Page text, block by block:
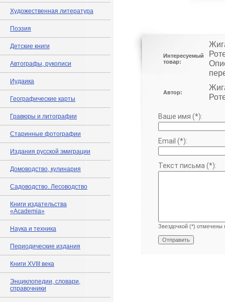
Художественная литература
Поэзия
Детские книги
Автографы, рукописи
Иудаика
Географические карты
Гравюры и литографии
Старинные фотографии
Издания русской эмиграции
Домоводство, кулинария
Садоводство. Лесоводство
Книги издательства
«Academia»
Наука и техника
Периодические издания
Книги XVIII века
Энциклопедии, словари,
справочники
Интересуемый
товар:
Автор:
Ваше имя (*):
Email (*):
Текст письма (*):
Звездочкой (*) отмечены